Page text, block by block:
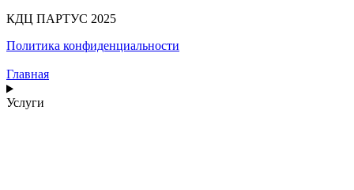
КДЦ ПАРТУС 2025
Политика конфиденциальности
Главная
Услуги